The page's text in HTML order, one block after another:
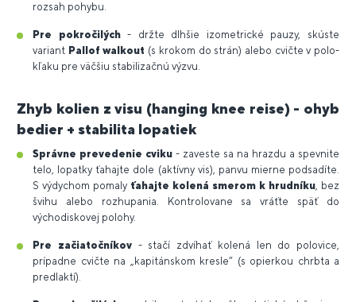
rozsah pohybu.
Pre pokročilých- držte dlhšie izometrické pauzy, skúste
variant Pallof walkout (s krokom do strán) alebo cvičte v polo-
kľaku pre väčšiu stabilizačnú výzvu.
Zhyb kolien z visu (hanging knee reise) - ohyb
bedier + stabilita lopatiek
Správne prevedenie cviku - zaveste sa na hrazdu a spevnite
telo, lopatky ťahajte dole (aktívny vis), panvu mierne podsadíte.
S výdychom pomaly ťahajte kolená smerom k hrudníku, bez
švihu alebo rozhupania. Kontrolovane sa vráťte späť do
východiskovej polohy.
Pre začiatočníkov- stačí zdvíhať kolená len do polovice,
prípadne cvičte na „kapitánskom kresle“ (s opierkou chrbta a
predlaktí).